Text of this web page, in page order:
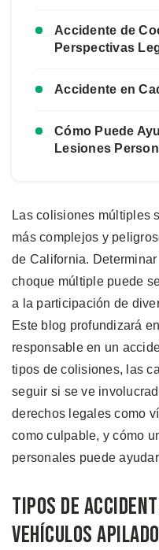
Accidente de
Perspectivas
Accidente en
Cómo Puede
Lesiones
Las colisiones múltiples
más complejos y
de California.
choque múltiple puede
a la participación de
Este blog profundizará
responsable en un
tipos de colisiones, las
seguir si se ve
derechos legales como
como culpable, y cómo
personales puede
Tipos de
Vehículos